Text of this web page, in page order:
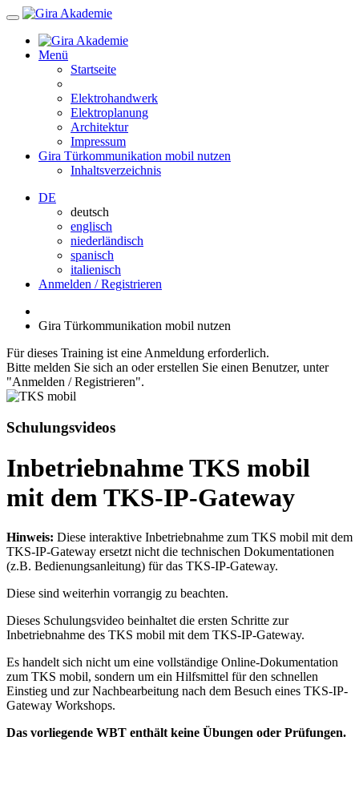
Menü
Startseite
Elektrohandwerk
Elektroplanung
Architektur
Impressum
Gira Türkommunikation mobil nutzen
Inhaltsverzeichnis
DE
deutsch
englisch
niederländisch
spanisch
italienisch
Anmelden / Registrieren
Gira Türkommunikation mobil nutzen
Für dieses Training ist eine Anmeldung erforderlich.
Bitte melden Sie sich an oder erstellen Sie einen Benutzer, unter
"Anmelden / Registrieren".
Schulungsvideos
Inbetriebnahme TKS mobil
mit dem TKS-IP-Gateway
Hinweis: Diese interaktive Inbetriebnahme zum TKS mobil mit dem
TKS-IP-Gateway ersetzt nicht die technischen Dokumentationen
(z.B. Bedienungsanleitung) für das TKS-IP-Gateway.
Diese sind weiterhin vorrangig zu beachten.
Dieses Schulungsvideo beinhaltet die ersten Schritte zur
Inbetriebnahme des TKS mobil mit dem TKS-IP-Gateway.
Es handelt sich nicht um eine vollständige Online-Dokumentation
zum TKS mobil, sondern um ein Hilfsmittel für den schnellen
Einstieg und zur Nachbearbeitung nach dem Besuch eines TKS-IP-
Gateway Workshops.
Das vorliegende WBT enthält keine Übungen oder Prüfungen.